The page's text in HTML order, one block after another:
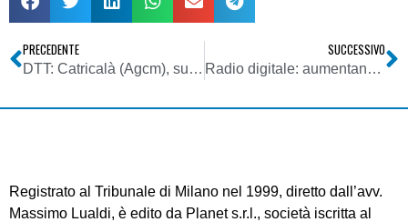
PRECEDENTE
DTT: Catricalà (Agcm), su diritti Dahlia non rafforzare soggetti forti
SUCCESSIVO
Radio digitale: aumentano gli ascoltatori in mobile streaming, ma iPhone diventa diventa anche multiricevitore con FM + DAB
Registrato al Tribunale di Milano nel 1999, diretto dall’avv.
Massimo Lualdi, è edito da Planet s.r.l., società iscritta al